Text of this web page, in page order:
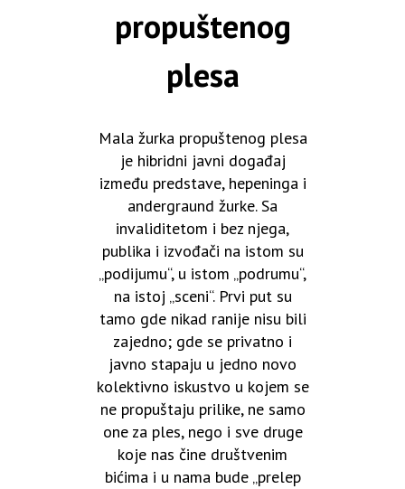
propuštenog
plesa
Mala žurka propuštenog plesa
je hibridni javni događaj
između predstave, hepeninga i
andergraund žurke. Sa
invaliditetom i bez njega,
publika i izvođači na istom su
„podijumu“, u istom „podrumu“,
na istoj „sceni“. Prvi put su
tamo gde nikad ranije nisu bili
zajedno; gde se privatno i
javno stapaju u jedno novo
kolektivno iskustvo u kojem se
ne propuštaju prilike, ne samo
one za ples, nego i sve druge
koje nas čine društvenim
bićima i u nama bude „prelep